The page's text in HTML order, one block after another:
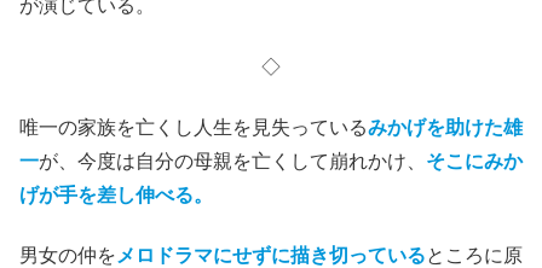
が演じている。
◇
唯一の家族を亡くし人生を見失っているみかげを助けた雄
一が、今度は自分の母親を亡くして崩れかけ、 そこにみか
げが手を差し伸べる。
男女の仲を メロドラマにせずに描き切っているところに原